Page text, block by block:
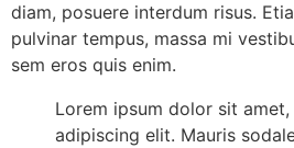
diam, posuere interdum risus.
pulvinar tempus, massa mi
sem eros quis enim.
Lorem ipsum dolor sit
adipiscing elit. Mauris